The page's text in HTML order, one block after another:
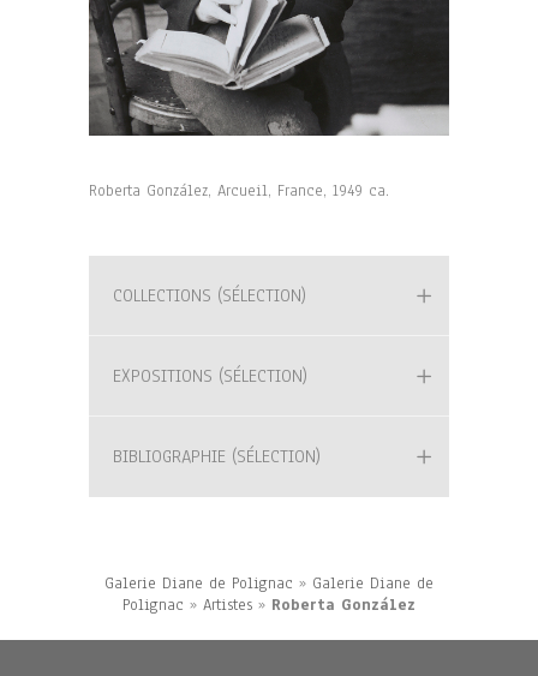
Roberta González, Arcueil, France, 1949 ca.
COLLECTIONS (SÉLECTION)
EXPOSITIONS (SÉLECTION)
BIBLIOGRAPHIE (SÉLECTION)
Galerie Diane de Polignac » Galerie Diane de
Polignac » Artistes » Roberta González